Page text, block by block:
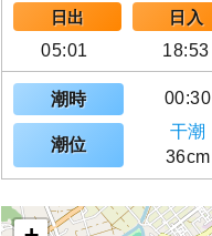
日出 日入
05:01
18:53
潮時 00:30
潮位
干潮
36cm